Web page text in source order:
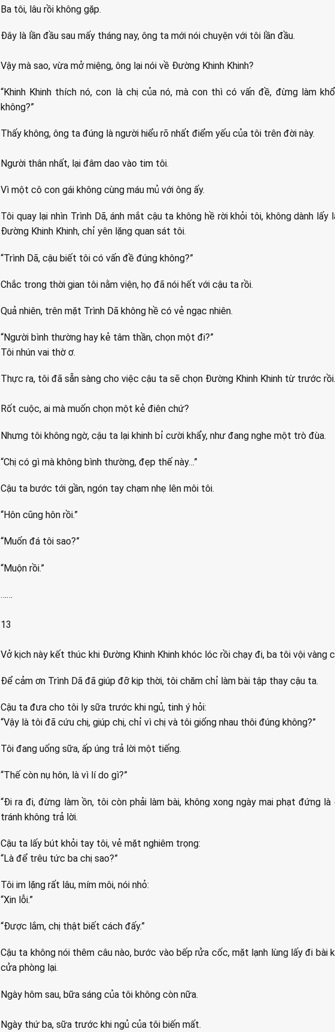
Ba tôi, lâu rồi không gặp.
Đây là lần đầu sau mấy tháng nay, ông ta mới nói chuyện với tôi lần đầu.
Vậy mà sao, vừa mở miệng, ông lại nói về Đường Khinh Khinh?
“Khinh Khinh thích nó, con là chị của nó, mà con thì có vấn đề, đừng làm
không?”
Thấy không, ông ta đúng là người hiểu rõ nhất điểm yếu của tôi trên đời này.
Người thân nhất, lại đâm dao vào tim tôi.
Vì một cô con gái không cùng máu mủ với ông ấy.
Tôi quay lại nhìn Trình Dã, ánh mắt cậu ta không hề rời khỏi tôi, không dành lấy
Đường Khinh Khinh, chỉ yên lặng quan sát tôi.
“Trình Dã, cậu biết tôi có vấn đề đúng không?”
Chắc trong thời gian tôi nằm viện, họ đã nói hết với cậu ta rồi.
Quả nhiên, trên mặt Trình Dã không hề có vẻ ngạc nhiên.
“Người bình thường hay kẻ tâm thần, chọn một đi?”
Tôi nhún vai thờ ơ.
Thực ra, tôi đã sẵn sàng cho việc cậu ta sẽ chọn Đường Khinh Khinh từ trước rồi.
Rốt cuộc, ai mà muốn chọn một kẻ điên chứ?
Nhưng tôi không ngờ, cậu ta lại khinh bỉ cười khẩy, như đang nghe một trò đùa.
“Chị có gì mà không bình thường, đẹp thế này…”
Cậu ta bước tới gần, ngón tay chạm nhẹ lên môi tôi.
“Hôn cũng hôn rồi.”
“Muốn đá tôi sao?”
“Muộn rồi.”
……
13
Vở kịch này kết thúc khi Đường Khinh Khinh khóc lóc rồi chạy đi, ba tôi vội vàng
Để cảm ơn Trình Dã đã giúp đỡ kịp thời, tôi chăm chỉ làm bài tập thay cậu ta.
Cậu ta đưa cho tôi ly sữa trước khi ngủ, tinh ý hỏi:
“Vậy là tôi đã cứu chị, giúp chị, chỉ vì chị và tôi giống nhau thôi đúng không?”
Tôi đang uống sữa, ấp úng trả lời một tiếng.
“Thế còn nụ hôn, là vì lí do gì?”
“Đi ra đi, đừng làm ồn, tôi còn phải làm bài, không xong ngày mai phạt đứng là
tránh không trả lời.
Cậu ta lấy bút khỏi tay tôi, vẻ mặt nghiêm trọng:
“Là để trêu tức ba chị sao?”
Tôi im lặng rất lâu, mím môi, nói nhỏ:
“Xin lỗi.”
“Được lắm, chị thật biết cách đấy.”
Cậu ta không nói thêm câu nào, bước vào bếp rửa cốc, mặt lạnh lùng lấy đi bài
cửa phòng lại.
Ngày hôm sau, bữa sáng của tôi không còn nữa.
Ngày thứ ba, sữa trước khi ngủ của tôi biến mất.